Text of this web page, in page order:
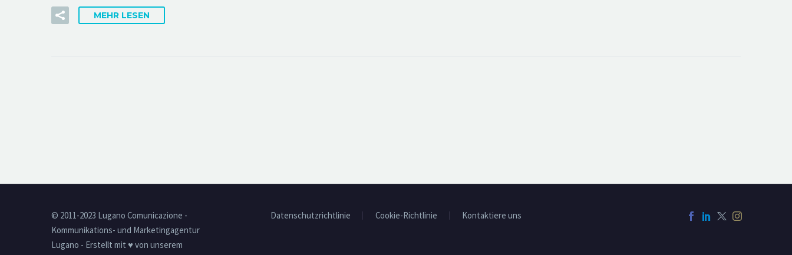
MEHR LESEN
Datenschutzrichtlinie Cookie-Richtlinie Kontaktiere uns
© 2011-2023 Lugano Comunicazione -
Kommunikations- und Marketingagentur
Lugano - Erstellt mit ♥ von unserem